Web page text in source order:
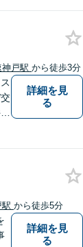
戸駅 から徒歩3分
詳細を見
る
駅 から徒歩5分
詳細を見
る